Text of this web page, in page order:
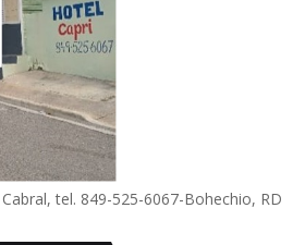
tel. 849-525-6067-Bohechio, RD